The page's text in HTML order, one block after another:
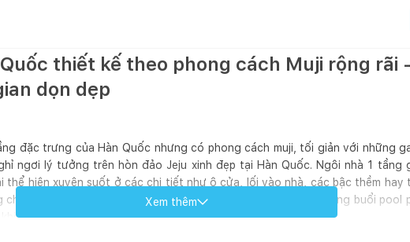
thiết kế theo phong cách Muji rộng rãi
dọn dẹp
đặc trưng của Hàn Quốc nhưng có phong cách muji, tối giản với những
ngơi lý tưởng trên hòn đảo Jeju xinh đẹp tại Hàn Quốc. Ngôi nhà 1 tầng
thể hiện xuyên suốt ở các chi tiết như ô cửa, lối vào nhà, các bậc thềm hay
chỉ có tại UCHI House. Phía sau nhà là hồ bơi nhỏ, phục vụ những buổi pool
ghé thăm UCHI House.
Xem thêm